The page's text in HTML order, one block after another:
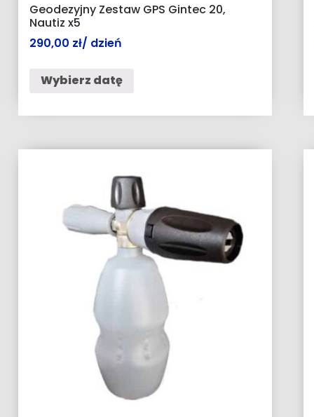
Geodezyjny Zestaw GPS Gintec 20,
Nautiz x5
290,00 zł/ dzień
Wybierz datę